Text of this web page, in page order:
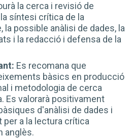
la cerca i revisió de
síntesi crítica de la
possible anàlisi de dades, la
i la redacció i defensa de la
Es recomana que
bàsics en producció
i metodologia de cerca
Es valorarà positivament
d'anàlisi de dades i
a la lectura crítica
anglès.